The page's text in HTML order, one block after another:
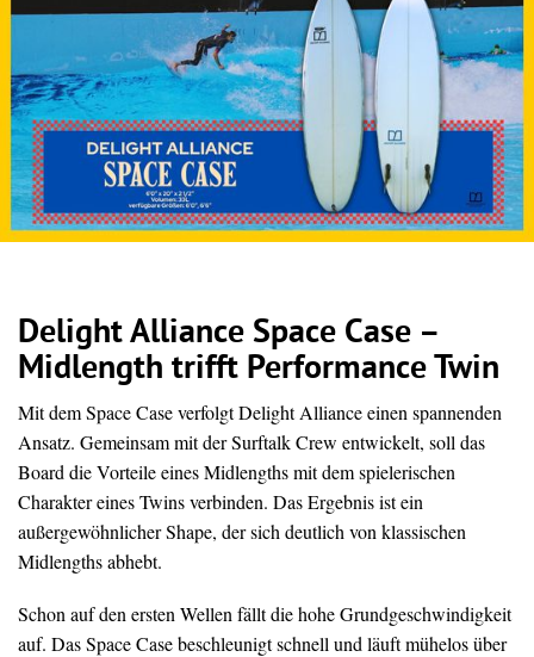
Delight Alliance Space Case –
Midlength trifft Performance Twin
Mit dem Space Case verfolgt Delight Alliance einen spannenden
Ansatz. Gemeinsam mit der Surftalk Crew entwickelt, soll das
Board die Vorteile eines Midlengths mit dem spielerischen
Charakter eines Twins verbinden. Das Ergebnis ist ein
außergewöhnlicher Shape, der sich deutlich von klassischen
Midlengths abhebt.
Schon auf den ersten Wellen fällt die hohe Grundgeschwindigkeit
auf. Das Space Case beschleunigt schnell und läuft mühelos über